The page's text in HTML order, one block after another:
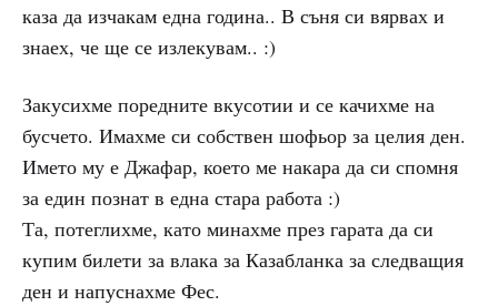
каза да изчакам една година.. В съня си вярвах и
знаех, че ще се излекувам.. :)
Закусихме поредните вкусотии и се качихме на
бусчето. Имахме си собствен шофьор за целия ден.
Името му е Джафар, което ме накара да си спомня
за един познат в една стара работа :)
Та, потеглихме, като минахме през гарата да си
купим билети за влака за Казабланка за следващия
ден и напуснахме Фес.